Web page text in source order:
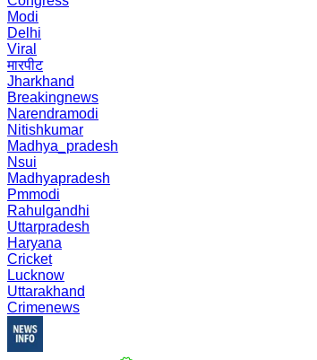
Modi
Delhi
Viral
मारपीट
Jharkhand
Breakingnews
Narendramodi
Nitishkumar
Madhya_pradesh
Nsui
Madhyapradesh
Pmmodi
Rahulgandhi
Uttarpradesh
Haryana
Cricket
Lucknow
Uttarakhand
Crimenews